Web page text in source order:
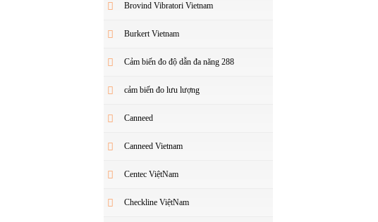
Brovind Vibratori Vietnam
Burkert Vietnam
Cảm biến đo độ dẫn đa năng 288
cảm biến đo lưu lượng
Canneed
Canneed Vietnam
Centec ViệtNam
Checkline ViệtNam